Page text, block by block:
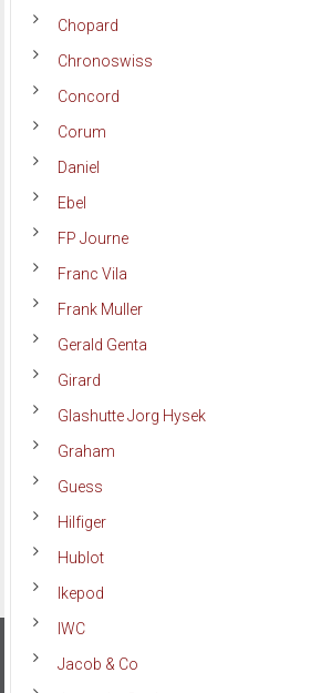
Chopard
Chronoswiss
Concord
Corum
Daniel
Ebel
FP Journe
Franc Vila
Frank Muller
Gerald Genta
Girard
Glashutte Jorg Hysek
Graham
Guess
Hilfiger
Hublot
Ikepod
IWC
Jacob & Co